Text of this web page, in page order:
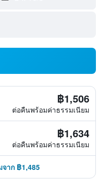
฿1,506
ต่อคืนพร้อมค่าธรรมเนียม
฿1,634
ต่อคืนพร้อมค่าธรรมเนียม
จาก ฿1,485